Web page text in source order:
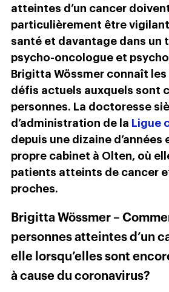
atteintes d’un cancer
particulièrement être
santé et davantage dans un
psycho-oncologue et
Brigitta Wössmer connaît
défis actuels auxquels sont
personnes. La doctoresse
d’administration de la Ligue
depuis une dizaine d’années
propre cabinet à Olten, où
patients atteints de cancer
proches.
Brigitta Wössmer –
personnes atteintes d’un
elle lorsqu’elles sont
à cause du coronavirus?